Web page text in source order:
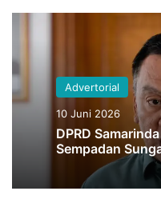
Advertorial
10 Juni 2026
DPRD
Sempadan